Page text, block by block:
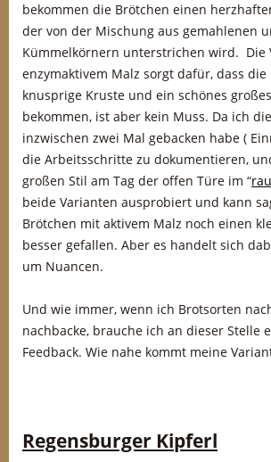
bekommen die Brötchen einen
der von der Mischung aus gemahlenen
Kümmelkörnern unterstrichen wird. Die
enzymaktivem Malz sorgt dafür, dass
knusprige Kruste und ein schönes
bekommen, ist aber kein Muss. Da ich
inzwischen zwei Mal gebacken habe (
die Arbeitsschritte zu dokumentieren,
großen Stil am Tag der offen Türe im “
beide Varianten ausprobiert und kann
Brötchen mit aktivem Malz noch einen
besser gefallen. Aber es handelt sich
um Nuancen.
Und wie immer, wenn ich Brotsorten
nachbacke, brauche ich an dieser Stelle
Feedback. Wie nahe kommt meine
Regensburger Kipferl